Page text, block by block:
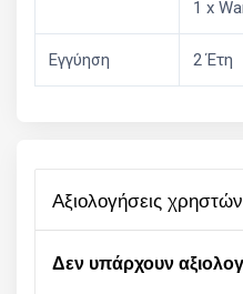
1 x
Εγγύηση 2 Έτη
αξιολογήσεις χρηστών
Δεν υπάρχουν